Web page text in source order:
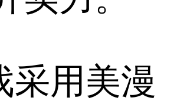
采用美漫